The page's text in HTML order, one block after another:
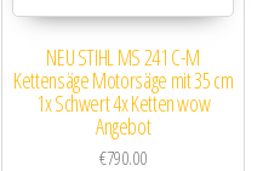
NEU STIHL MS 241 C-M
Kettensäge Motorsäge mit 35 cm
1x Schwert 4x Ketten wow
Angebot
€790.00